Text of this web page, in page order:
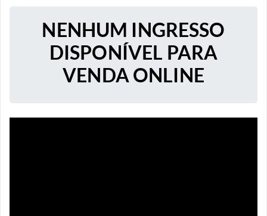
NENHUM INGRESSO
DISPONÍVEL PARA
VENDA ONLINE